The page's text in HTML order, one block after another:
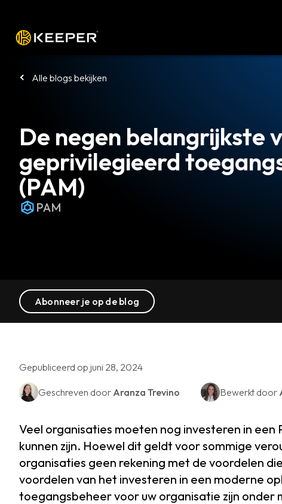
Alle blogs bekijken
De negen belangrijkste
geprivilegieerd
(PAM)
PAM
Abonneer je op de blog
Gepubliceerd op juni 28, 2024
Geschreven door Aranza Trevino Bewerkt door
Veel organisaties moeten nog investeren in
kunnen zijn. Hoewel dit geldt voor sommige
organisaties geen rekening met de voordelen
voordelen van het investeren in een moderne
toegangsbeheer voor uw organisatie zijn onder